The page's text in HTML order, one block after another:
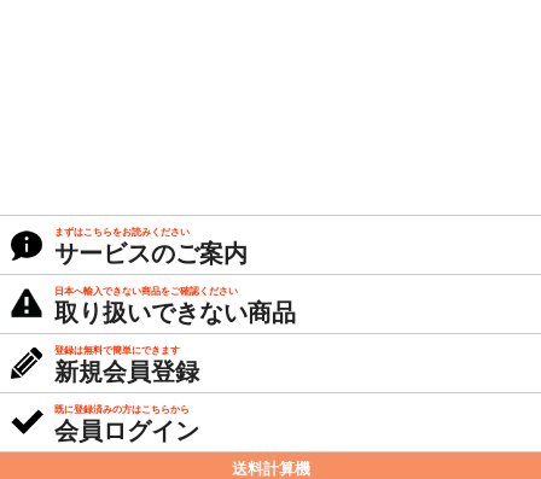
まずはこちらをお読みください
サービスのご案内
日本へ輸入できない商品をご確認ください
取り扱いできない商品
登録は無料で簡単にできます
新規会員登録
既に登録済みの方はこちらから
会員ログイン
送料計算機